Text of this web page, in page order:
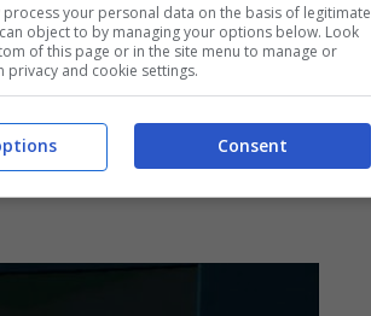
process your personal data on the basis of legitimate
object to by managing your options below. Look
of this page or in the site menu to manage or
privacy and cookie settings.
Consent